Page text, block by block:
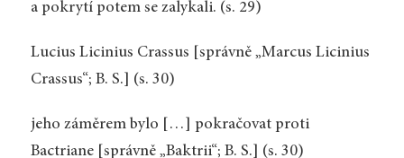
a pokrytí potem se zalykali. (s. 29)
Lucius Licinius Crassus [správně „Marcus Licinius
Crassus“; B. S.] (s. 30)
jeho záměrem bylo […] pokračovat proti
Bactriane [správně „Baktrii“; B. S.] (s. 30)